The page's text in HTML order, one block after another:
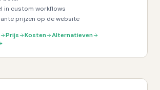
in custom workflows
prijzen op de website
Prijs Kosten
Alternatieven